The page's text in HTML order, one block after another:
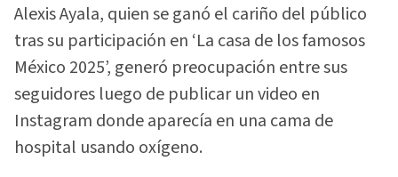
Alexis Ayala, quien se ganó el cariño del público
tras su participación en ‘La casa de los famosos
México 2025’, generó preocupación entre sus
seguidores luego de publicar un video en
Instagram donde aparecía en una cama de
hospital usando oxígeno.